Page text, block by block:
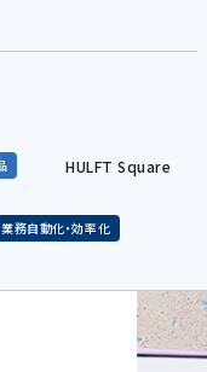
HULFT Square
業務自動化・効率化